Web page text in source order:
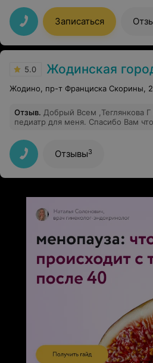
необходимости приду снова.
Записаться
5.0 Жодинская городская
Жодино, пр-т Франциска Скорины, 2
Отзыв. Добрый Всем ,Теглянкова
педиатр для меня. Спасибо Вам
Отзывы3